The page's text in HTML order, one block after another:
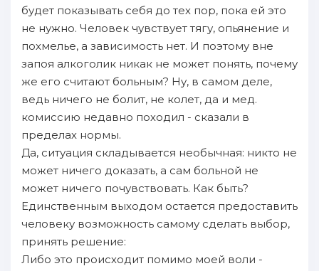
будет показывать себя до тех пор, пока ей это
не нужно. Человек чувствует тягу, опьянение и
похмелье, а зависимость нет. И поэтому вне
запоя алкоголик никак не может понять, почему
же его считают больным? Ну, в самом деле,
ведь ничего не болит, не колет, да и мед.
комиссию недавно походил - сказали в
пределах нормы.
Да, ситуация складывается необычная: никто не
может ничего доказать, а сам больной не
может ничего почувствовать. Как быть?
Единственным выходом остается предоставить
человеку возможность самому сделать выбор,
принять решение:
Либо это происходит помимо моей воли -